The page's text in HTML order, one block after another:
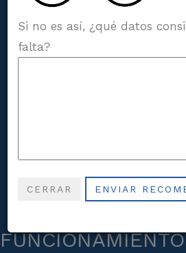
suite Calden
Se trata de un sistema
control de surtidores
FUNCIONAMIENTO
Si no es así, ¿qué datos
falta?
CERRAR ENVIAR